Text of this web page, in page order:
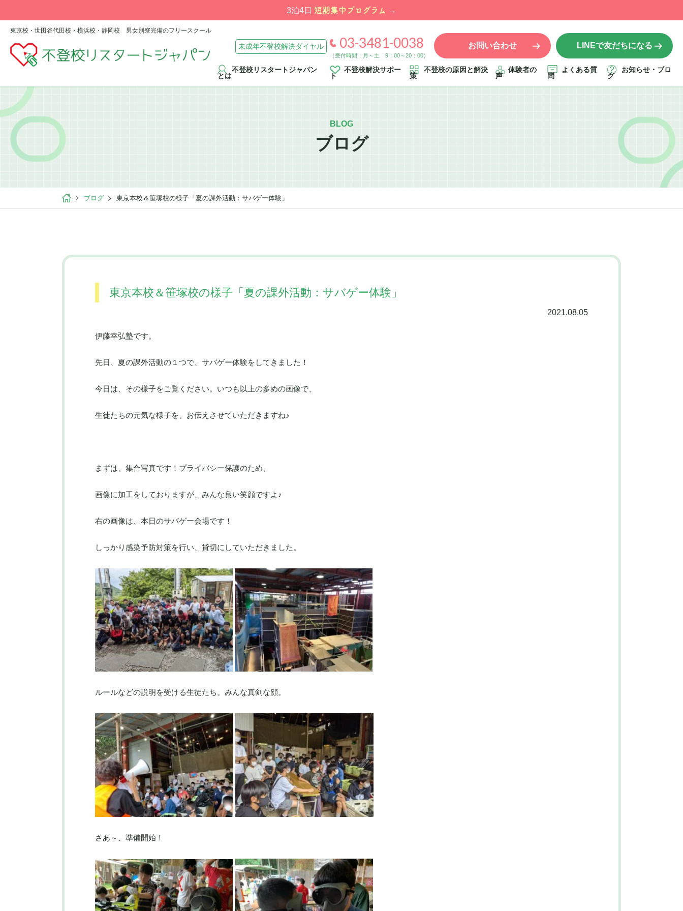
3泊4日 短期集中プログラム →
東京校・世田谷代田校・横浜校・静岡校 男女別寮完備のフリースクール
未成年不登校解決ダイヤル 03-3481-0038
（受付時間：月～土 9：00～20：00）
お問い合わせ LINEで友だちになる
不登校リスタートジャパン
とは
不登校解決サポー
ト
不登校の原因と解決
策
体験者の
声
よくある質
問
お知らせ・ブロ
グ
BLOG
ブログ
ブログ 東京本校＆笹塚校の様子「夏の課外活動：サバゲー体験」
東京本校＆笹塚校の様子「夏の課外活動：サバゲー体験」
2021.08.05
伊藤幸弘塾です。
先日、夏の課外活動の１つで、サバゲー体験をしてきました！
今日は、その様子をご覧ください。いつも以上の多めの画像で、
生徒たちの元気な様子を、お伝えさせていただきますね♪
まずは、集合写真です！プライバシー保護のため、
画像に加工をしておりますが、みんな良い笑顔ですよ♪
右の画像は、本日のサバゲー会場です！
しっかり感染予防対策を行い、貸切にしていただきました。
ルールなどの説明を受ける生徒たち。みんな真剣な顔。
さあ～、準備開始！